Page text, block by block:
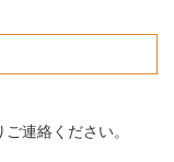
連絡ください。